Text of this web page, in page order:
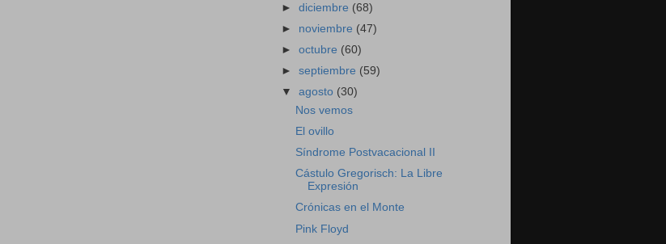
►diciembre (68)
► noviembre (47)
►octubre (60)
►septiembre (59)
▼agosto (30)
Nos vemos
El ovillo
Síndrome Postvacacional II
Cástulo Gregorisch: La Libre
Expresión
Crónicas en el Monte
Pink Floyd